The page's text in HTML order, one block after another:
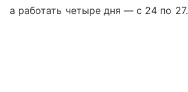
а работать четыре дня — с 24 по 27.